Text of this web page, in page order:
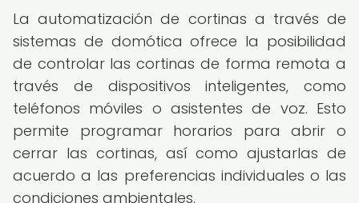
La automatización de cortinas a través de
sistemas de domótica ofrece la posibilidad
de controlar las cortinas de forma remota a
través de dispositivos inteligentes, como
teléfonos móviles o asistentes de voz. Esto
permite programar horarios para abrir o
cerrar las cortinas, así como ajustarlas de
acuerdo a las preferencias individuales o las
condiciones ambientales.